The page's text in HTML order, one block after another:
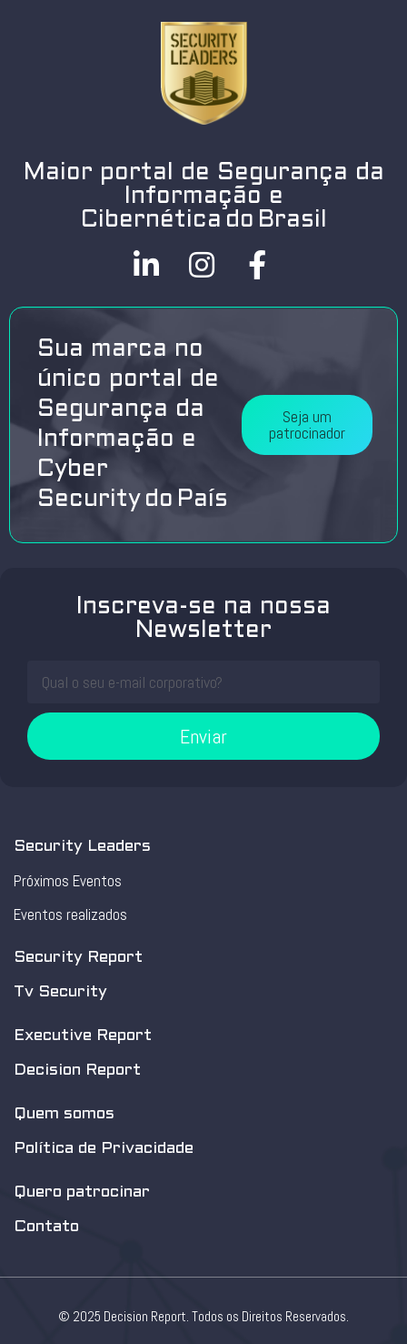
Maior portal de Segurança da
Informação e
Cibernética do Brasil
Sua marca no
único portal de
Segurança da
Informação e
Cyber
Security do País
Seja um
patrocinador
Inscreva-se na nossa
Newsletter
Enviar
Security Leaders
Próximos Eventos
Eventos realizados
Security Report
Tv Security
Executive Report
Decision Report
Quem somos
Política de Privacidade
Quero patrocinar
Contato
© 2025 Decision Report. Todos os Direitos Reservados.